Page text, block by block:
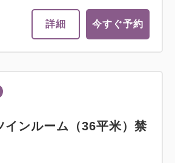
詳細 今すぐ予約
インルーム（36平米）禁